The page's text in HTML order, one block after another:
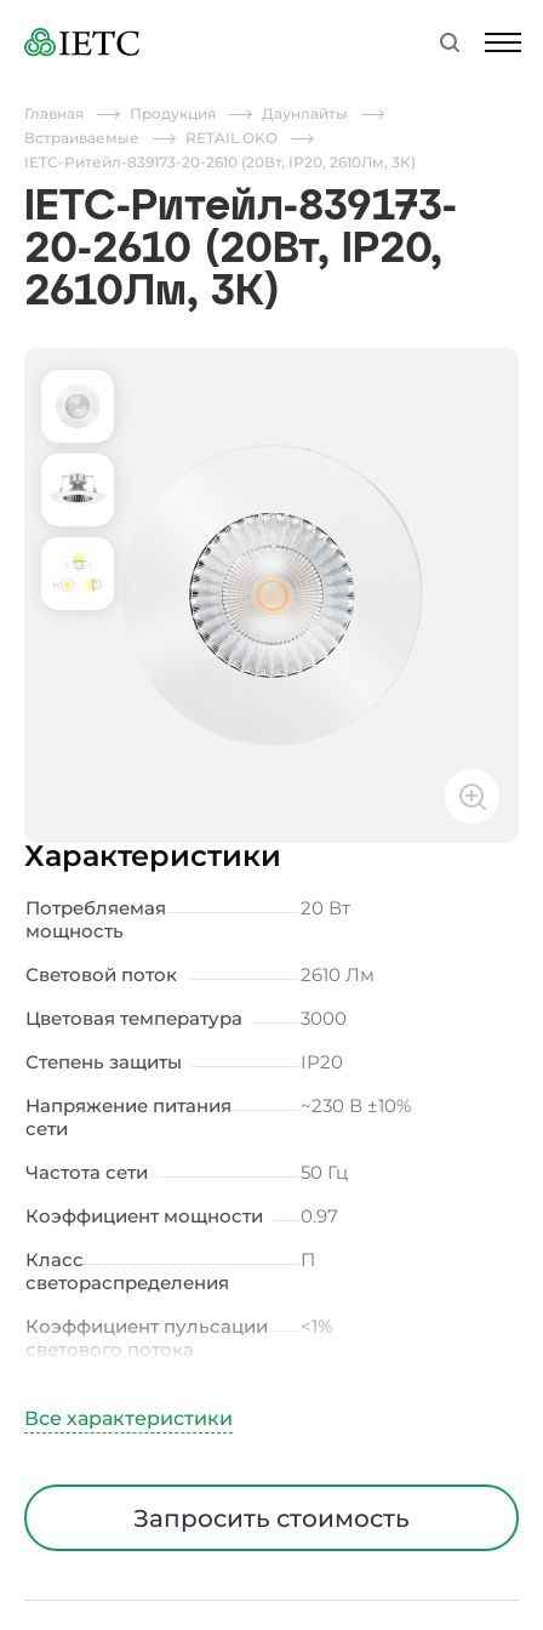
Главная Продукция
Даунлайты
Встраиваемые
RETAIL OKO
IETC-Ритейл-839173-20-2610 (20Вт, IP20, 2610Лм, 3К)
IETC-Ритейл-839173-
20-2610 (20Вт, IP20,
2610Лм, 3К)
Характеристики
Потребляемая
мощность
20 Вт
Световой поток
2610 Лм
Цветовая температура
3000
Степень защиты
IP20
Напряжение питания
сети
~230 В ±10%
Частота сети
50 Гц
Коэффициент мощности
0.97
Класс
светораспределения
П
Коэффициент пульсации
светового потока
<1%
Тип кривой силы света
/ Г (глубокая)
Угол рассеивания
15° / 23° / 30° / 45° / 60°
Запросить стоимость